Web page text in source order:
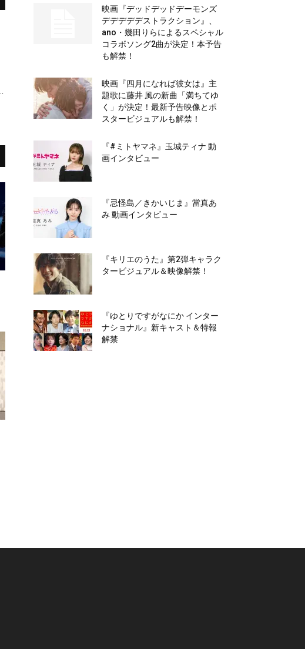
映画『デッドデッドデーモンズ
デデデデデストラクション』、
ano・幾田りらによるスペシャル
コラボソング2曲が決定！本予告
も解禁！
映画『四月になれば彼女は』主
題歌に藤井 風の新曲「満ちてゆ
く」が決定！最新予告映像とポ
スタービジュアルも解禁！
『#ミトヤマネ』玉城ティナ 動
画インタビュー
『忌怪島／きかいじま』當真あ
み 動画インタビュー
『キリエのうた』第2弾キャラク
タービジュアル＆映像解禁！
『ゆとりですがなにか インター
ナショナル』新キャスト＆特報
解禁